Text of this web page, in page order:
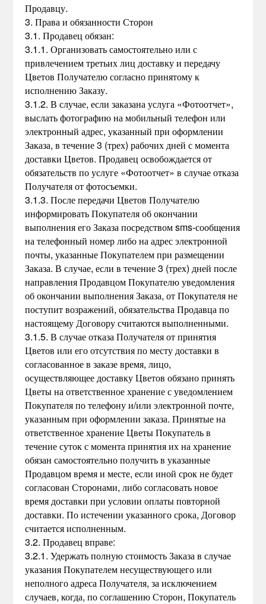
Продавцу.
3. Права и обязанности Сторон
3.1. Продавец обязан:
3.1.1. Организовать самостоятельно или с
привлечением третьих лиц доставку и передачу
Цветов Получателю согласно принятому к
исполнению Заказу.
3.1.2. В случае, если заказана услуга «Фотоотчет»,
выслать фотографию на мобильный телефон или
электронный адрес, указанный при оформлении
Заказа, в течение 3 (трех) рабочих дней с момента
доставки Цветов. Продавец освобождается от
обязательств по услуге «Фотоотчет» в случае отказа
Получателя от фотосъемки.
3.1.3. После передачи Цветов Получателю
информировать Покупателя об окончании
выполнения его Заказа посредством sms-сообщения
на телефонный номер либо на адрес электронной
почты, указанные Покупателем при размещении
Заказа. В случае, если в течение 3 (трех) дней после
направления Продавцом Покупателю уведомления
об окончании выполнения Заказа, от Покупателя не
поступит возражений, обязательства Продавца по
настоящему Договору считаются выполненными.
3.1.5. В случае отказа Получателя от принятия
Цветов или его отсутствия по месту доставки в
согласованное в заказе время, лицо,
осуществляющее доставку Цветов обязано принять
Цветы на ответственное хранение с уведомлением
Покупателя по телефону и/или электронной почте,
указанным при оформлении заказа. Принятые на
ответственное хранение Цветы Покупатель в
течение суток с момента принятия их на хранение
обязан самостоятельно получить в указанные
Продавцом время и месте, если иной срок не будет
согласован Сторонами, либо согласовать новое
время доставки при условии оплаты повторной
доставки. По истечении указанного срока, Договор
считается исполненным.
3.2. Продавец вправе:
3.2.1. Удержать полную стоимость Заказа в случае
указания Покупателем несуществующего или
неполного адреса Получателя, за исключением
случаев, когда, по соглашению Сторон, Покупатель